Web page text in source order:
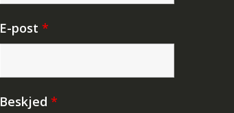
E-post *
Beskjed *